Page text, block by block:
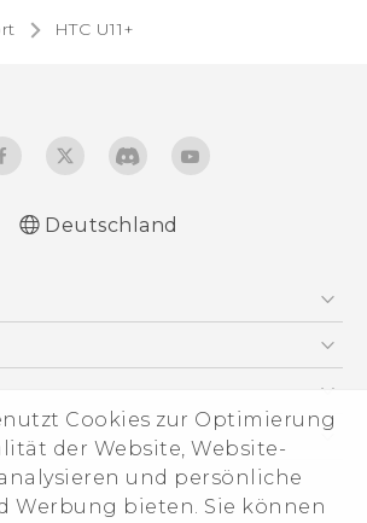
Cookies zur Optimierung
der Website, Website-
und persönliche
Werbung bieten. Sie können
HTC U11+‎
Bestimmungen
- Quick start guide
- User manual
and regulatory guide
Deutschland